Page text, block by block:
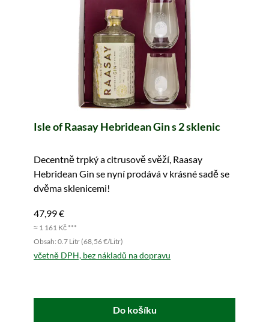
Isle of Raasay Hebridean Gin s 2 sklenic
Decentně trpký a citrusově svěží, Raasay
Hebridean Gin se nyní prodává v krásné sadě se
dvěma sklenicemi!
47,99 €
≈ 1 161 Kč ***
Obsah: 0.7 Litr (68,56 €/Litr)
včetně DPH, bez nákladů na dopravu
Do košíku